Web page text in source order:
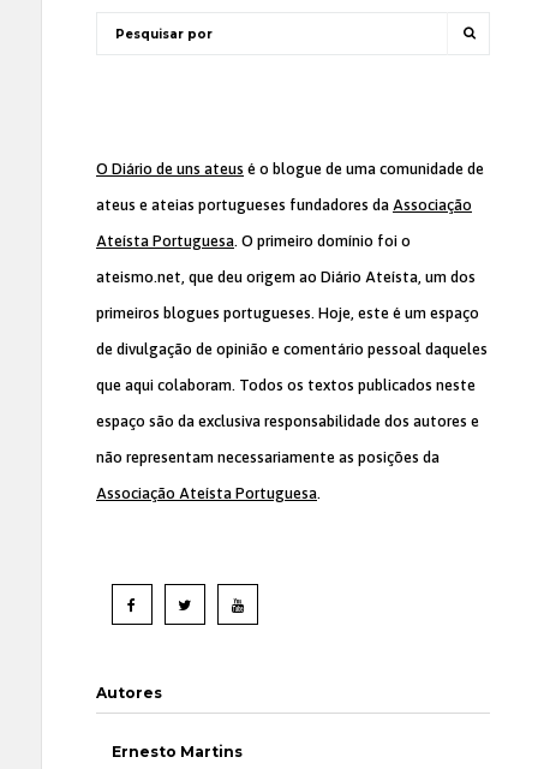
O Diário de uns ateus é o blogue de uma comunidade de
ateus e ateias portugueses fundadores da Associação
Ateísta Portuguesa. O primeiro domínio foi o
ateismo.net, que deu origem ao Diário Ateísta, um dos
primeiros blogues portugueses. Hoje, este é um espaço
de divulgação de opinião e comentário pessoal daqueles
que aqui colaboram. Todos os textos publicados neste
espaço são da exclusiva responsabilidade dos autores e
não representam necessariamente as posições da
Associação Ateísta Portuguesa.
Autores
Ernesto Martins